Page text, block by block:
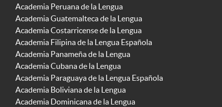
Academia Peruana de la Lengua
Academia Guatemalteca de la Lengua
Academia Costarricense de la Lengua
Academia Filipina de la Lengua Española
Academia Panameña de la Lengua
Academia Cubana de la Lengua
Academia Paraguaya de la Lengua Española
Academia Boliviana de la Lengua
Academia Dominicana de la Lengua